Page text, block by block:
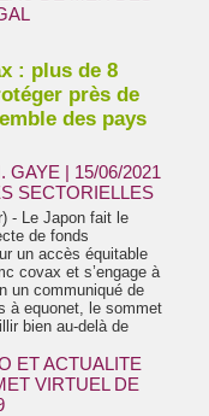
: plus de 8
près de
des pays
GAYE | 15/06/2021
SECTORIELLES
- Le Japon fait le
de fonds
un accès équitable
covax et s’engage à
un communiqué de
à equonet, le sommet
bien au-delà de
ET ACTUALITE
VIRTUEL DE